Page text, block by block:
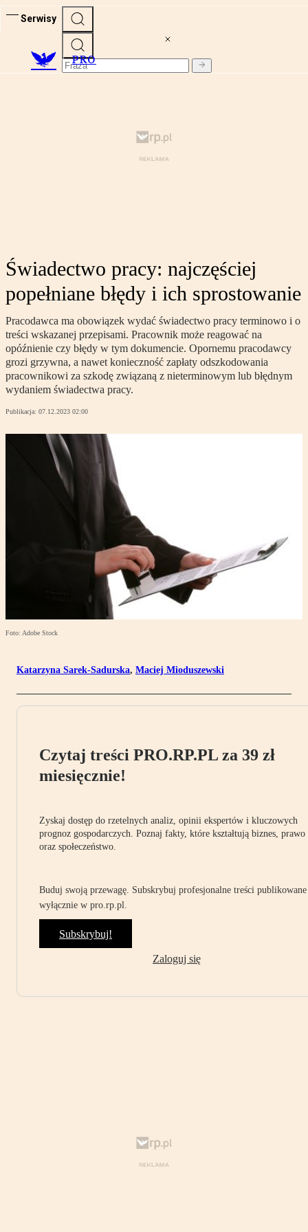
Serwisy
PRO
Świadectwo pracy: najczęściej
popełniane błędy i ich sprostowanie
Pracodawca ma obowiązek wydać świadectwo pracy terminowo i o
treści wskazanej przepisami. Pracownik może reagować na
opóźnienie czy błędy w tym dokumencie. Opornemu pracodawcy
grozi grzywna, a nawet konieczność zapłaty odszkodowania
pracownikowi za szkodę związaną z nieterminowym lub błędnym
wydaniem świadectwa pracy.
Publikacja: 07.12.2023 02:00
Foto: Adobe Stock
Katarzyna Sarek-Sadurska, Maciej Mioduszewski
Czytaj treści PRO.RP.PL za 39 zł
miesięcznie!
Zyskaj dostęp do rzetelnych analiz, opinii ekspertów i kluczowych
prognoz gospodarczych. Poznaj fakty, które kształtują biznes, prawo
oraz społeczeństwo.
Buduj swoją przewagę. Subskrybuj profesjonalne treści publikowane
wyłącznie w pro.rp.pl.
Subskrybuj!
Zaloguj się